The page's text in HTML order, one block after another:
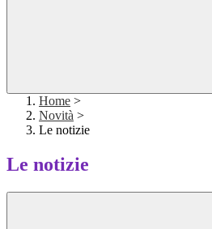
Home >
Novità >
Le notizie
Le notizie